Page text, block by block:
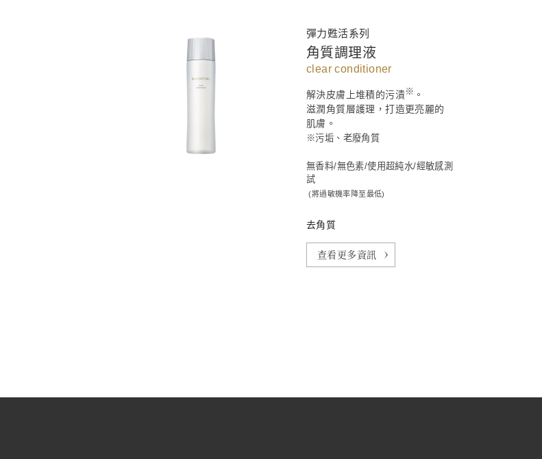
彈力甦活系列
角質調理液
clear conditioner
解決皮膚上堆積的污漬※ 。
滋潤角質層護理，打造更亮麗的
肌膚。
※污垢、老廢角質
無香料/無色素/使用超純水/經敏感測
試
(將過敏機率降至最低)
去角質
查看更多資訊